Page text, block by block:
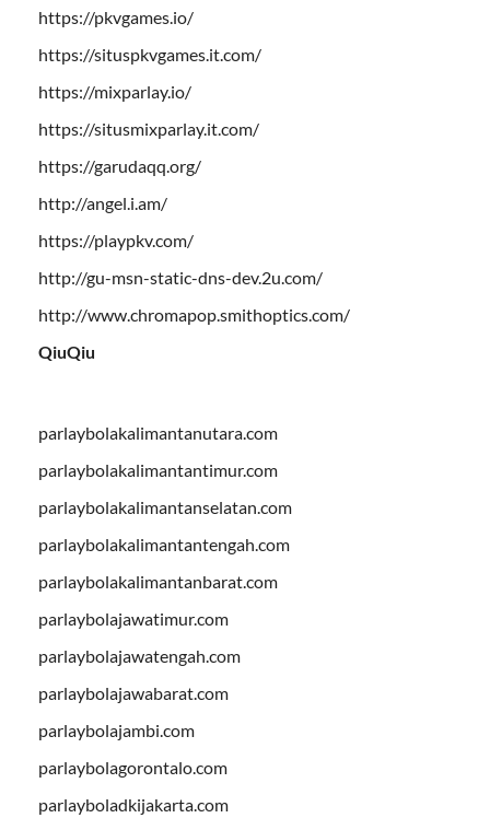
https://pkvgames.io/
https://situspkvgames.it.com/
https://mixparlay.io/
https://situsmixparlay.it.com/
https://garudaqq.org/
http://angel.i.am/
https://playpkv.com/
http://gu-msn-static-dns-dev.2u.com/
http://www.chromapop.smithoptics.com/
QiuQiu
parlaybolakalimantanutara.com
parlaybolakalimantantimur.com
parlaybolakalimantanselatan.com
parlaybolakalimantantengah.com
parlaybolakalimantanbarat.com
parlaybolajawatimur.com
parlaybolajawatengah.com
parlaybolajawabarat.com
parlaybolajambi.com
parlaybolagorontalo.com
parlayboladkijakarta.com